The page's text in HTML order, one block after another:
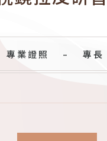
專業證照 專長